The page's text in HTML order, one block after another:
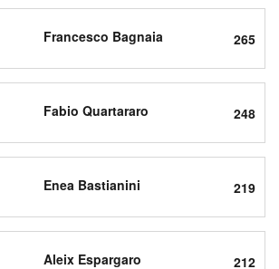
Francesco Bagnaia 265
Fabio Quartararo 248
Enea Bastianini 219
Aleix Espargaro 212